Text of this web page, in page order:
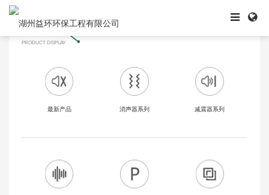
产品展示
产品展示
PRODUCT DISPLAY
最新产品 消声器系列 减震器系列